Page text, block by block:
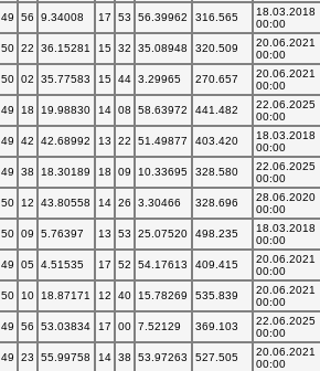
49 56 9.34008 17 53 56.39962 316.565
18.03.2018
00:00
50 22 36.15281 15 32 35.08948 320.509
20.06.2021
00:00
50 02 35.77583 15 44 3.29965 270.657
20.06.2021
00:00
49 18 19.98830 14 08 58.63972 441.482
22.06.2025
00:00
49 42 42.68992 13 22 51.49877 403.420
18.03.2018
00:00
49 38 18.30189 18 09 10.33695 328.580
22.06.2025
00:00
50 12 43.80558 14 26 3.30466 328.696
28.06.2020
00:00
50 09 5.76397 13 53 25.07520 498.235
18.03.2018
00:00
49 05 4.51535 17 52 54.17613 409.415
20.06.2021
00:00
50 10 18.87171 12 40 15.78269 535.839
20.06.2021
00:00
49 56 53.03834 17 00 7.52129 369.103
22.06.2025
00:00
49 23 55.99758 14 38 53.97263 527.505
20.06.2021
00:00